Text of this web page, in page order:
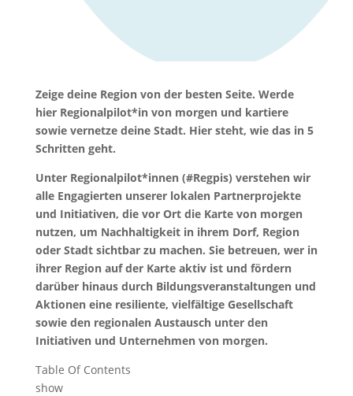
Zeige deine Region von der besten Seite. Werde
hier Regionalpilot*in von morgen und kartiere
sowie vernetze deine Stadt. Hier steht, wie das in 5
Schritten geht.
Unter Regionalpilot*innen (#Regpis) verstehen wir
alle Engagierten unserer lokalen Partnerprojekte
und Initiativen, die vor Ort die Karte von morgen
nutzen, um Nachhaltigkeit in ihrem Dorf, Region
oder Stadt sichtbar zu machen. Sie betreuen, wer in
ihrer Region auf der Karte aktiv ist und fördern
darüber hinaus durch Bildungsveranstaltungen und
Aktionen eine resiliente, vielfältige Gesellschaft
sowie den regionalen Austausch unter den
Initiativen und Unternehmen von morgen.
Table Of Contents
show